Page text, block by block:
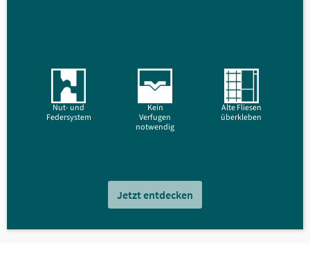
Nut- und
Federsystem
Kein
Verfugen
notwendig
Alte Fliesen
überkleben
Jetzt entdecken